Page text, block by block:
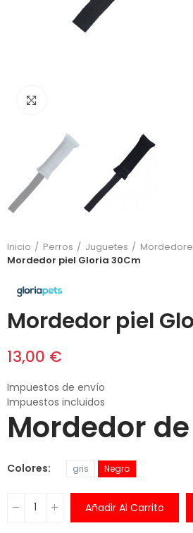
Inicio Perros Juguetes
Mordedor piel Gloria 30Cm
Mordedor piel
13,00 €
Impuestos de envío
Impuestos incluidos
Mordedor
Colores gris Negro
Añadir Al Carrito